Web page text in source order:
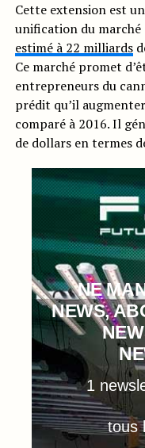
Cette extension est
unification du marché
estimé à 22 milliards
Ce marché promet
entrepreneurs du
prédit qu’il
comparé à 2016. Il
de dollars en termes
NE
NEWS,
1
tous